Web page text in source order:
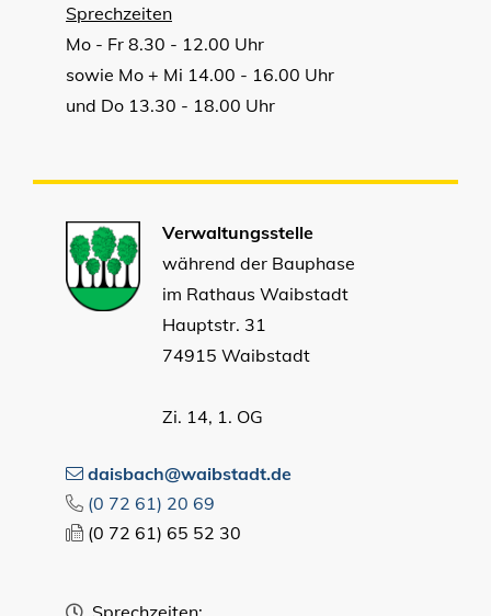
Sprechzeiten
Mo - Fr 8.30 - 12.00 Uhr
sowie Mo + Mi 14.00 - 16.00 Uhr
und Do 13.30 - 18.00 Uhr
Verwaltungsstelle
während der Bauphase
im Rathaus Waibstadt
Hauptstr. 31
74915 Waibstadt
Zi. 14, 1. OG
daisbach@waibstadt.de
(0 72 61) 20 69
(0 72 61) 65 52 30
Sprechzeiten: